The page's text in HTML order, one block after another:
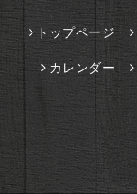
トップページ
カレンダー